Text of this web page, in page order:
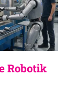
Robotik